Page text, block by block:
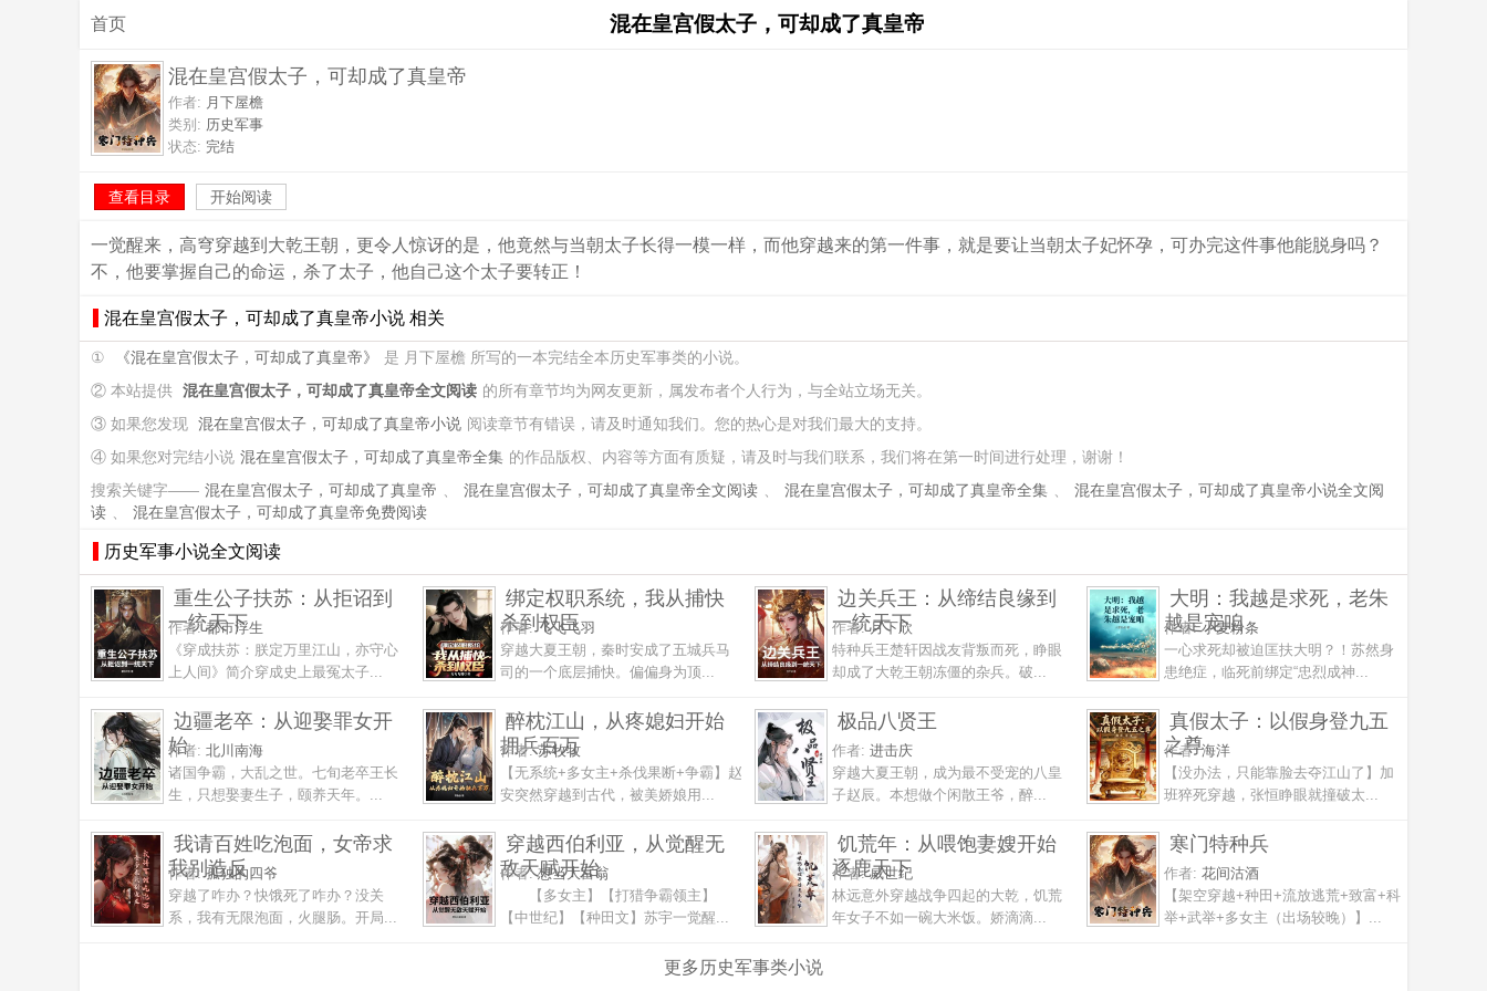
首页 混在皇宫假太子，可却成了真皇帝
混在皇宫假太子，可却成了真皇帝
作者: 月下屋檐
类别: 历史军事
状态: 完结
查看目录 开始阅读
一觉醒来，高穹穿越到大乾王朝，更令人惊讶的是，他竟然与当朝太子长得一模一样，而他穿越来的第一件事，就是要让当朝太子妃怀孕，可办完这件事他能脱身吗？
不，他要掌握自己的命运，杀了太子，他自己这个太子要转正！
混在皇宫假太子，可却成了真皇帝小说 相关
① 《混在皇宫假太子，可却成了真皇帝》
是 月下屋檐 所写的一本完结全本历史军事类的小说。
② 本站提供 混在皇宫假太子，可却成了真皇帝全文阅读 的所有章节均为网友更新，属发布者个人行为，与全站立场无关。
③ 如果您发现 混在皇宫假太子，可却成了真皇帝小说 阅读章节有错误，请及时通知我们。您的热心是对我们最大的支持。
④ 如果您对完结小说 混在皇宫假太子，可却成了真皇帝全集 的作品版权、内容等方面有质疑，请及时与我们联系，我们将在第一时间进行处理，谢谢！
搜索关键字—— 混在皇宫假太子，可却成了真皇帝 、 混在皇宫假太子，可却成了真皇帝全文阅读 、 混在皇宫假太子，可却成了真皇帝全集 、
混在皇宫假太子，可却成了真皇帝小说全文阅
读 、 混在皇宫假太子，可却成了真皇帝免费阅读
历史军事小说全文阅读
重生公子扶苏：从拒诏到
一统天下
作者:都市浮生
《穿成扶苏：朕定万里江山，亦守心
上人间》简介穿成史上最冤太子...
绑定权职系统，我从捕快
杀到权臣
作者:飞飞飞羽
穿越大夏王朝，秦时安成了五城兵马
司的一个底层捕快。偏偏身为顶...
边关兵王：从缔结良缘到
一统天下
作者:月下欣
特种兵王楚轩因战友背叛而死，睁眼
却成了大乾王朝冻僵的杂兵。破...
大明：我越是求死，老朱
越是宠咱
作者:小麦粉条
一心求死却被迫匡扶大明？！苏然身
患绝症，临死前绑定“忠烈成神...
边疆老卒：从迎娶罪女开
始
作者: 北川南海
诸国争霸，大乱之世。七旬老卒王长
生，只想娶妻生子，颐养天年。...
醉枕江山，从疼媳妇开始
拥兵百万
作者:苏牧牧
【无系统+多女主+杀伐果断+争霸】赵
安突然穿越到古代，被美娇娘用...
极品八贤王
作者: 进击庆
穿越大夏王朝，成为最不受宠的八皇
子赵辰。本想做个闲散王爷，醉...
真假太子：以假身登九五
之尊
作者:海洋
【没办法，只能靠脸去夺江山了】加
班猝死穿越，张恒睁眼就撞破太...
我请百姓吃泡面，女帝求
我别造反
作者:孤独的四爷
穿越了咋办？快饿死了咋办？没关
系，我有无限泡面，火腿肠。开局...
穿越西伯利亚，从觉醒无
敌天赋开始
作者:想当大富翁
【多女主】【打猎争霸领主】
【中世纪】【种田文】苏宇一觉醒...
饥荒年：从喂饱妻嫂开始
逐鹿天下
作者:威世纪
林远意外穿越战争四起的大乾，饥荒
年女子不如一碗大米饭。娇滴滴...
寒门特种兵
作者: 花间沽酒
【架空穿越+种田+流放逃荒+致富+科
举+武举+多女主（出场较晚）】...
更多历史军事类小说